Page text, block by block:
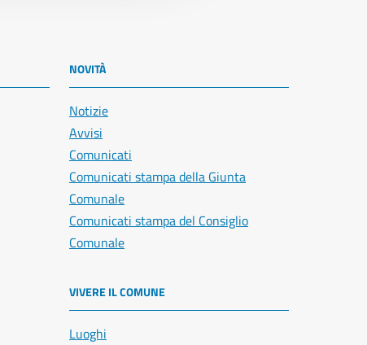
NOVITÀ
Notizie
Avvisi
Comunicati
Comunicati stampa della Giunta
Comunale
Comunicati stampa del Consiglio
Comunale
VIVERE IL COMUNE
Luoghi